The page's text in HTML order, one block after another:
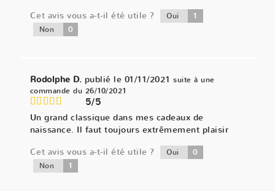
Cet avis vous a-t-il été utile ?
Oui 1
Non 0
Rodolphe D. publié le 01/11/2021 suite à une
commande du 26/10/2021
5/5
Un grand classique dans mes cadeaux de
naissance. Il faut toujours extrêmement plaisir
Cet avis vous a-t-il été utile ?
Oui 0
Non 1